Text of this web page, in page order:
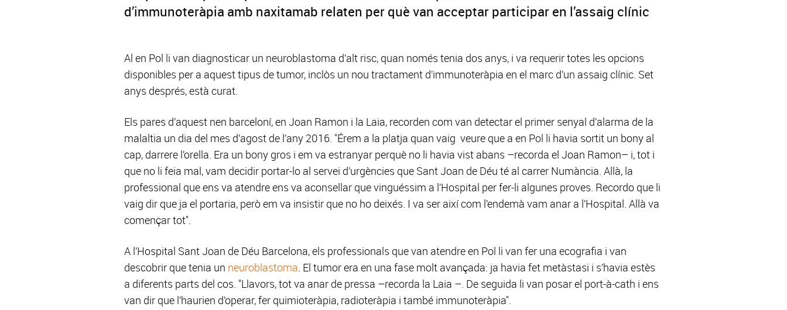
d’immunoteràpia amb naxitamab relaten per què van acceptar participar en l’assaig clínic
Al en Pol li van diagnosticar un neuroblastoma d’alt risc, quan només tenia dos anys, i va requerir totes les opcions
disponibles per a aquest tipus de tumor, inclòs un nou tractament d’immunoteràpia en el marc d’un assaig clínic. Set
anys després, està curat.
Els pares d’aquest nen barceloní, en Joan Ramon i la Laia, recorden com van detectar el primer senyal d’alarma de la
malaltia un dia del mes d’agost de l’any 2016. "Érem a la platja quan vaig veure que a en Pol li havia sortit un bony al
cap, darrere l’orella. Era un bony gros i em va estranyar perquè no li havia vist abans –recorda el Joan Ramon– i, tot i
que no li feia mal, vam decidir portar-lo al servei d’urgències que Sant Joan de Déu té al carrer Numància. Allà, la
professional que ens va atendre ens va aconsellar que vinguéssim a l’Hospital per fer-li algunes proves. Recordo que li
vaig dir que ja el portaria, però em va insistir que no ho deixés. I va ser així com l’endemà vam anar a l’Hospital. Allà va
començar tot".
A l’Hospital Sant Joan de Déu Barcelona, els professionals que van atendre en Pol li van fer una ecografia i van
descobrir que tenia un neuroblastoma. El tumor era en una fase molt avançada: ja havia fet metàstasi i s’havia estès
a diferents parts del cos. "Llavors, tot va anar de pressa –recorda la Laia –. De seguida li van posar el port-à-cath i ens
van dir que l’haurien d’operar, fer quimioteràpia, radioteràpia i també immunoteràpia".